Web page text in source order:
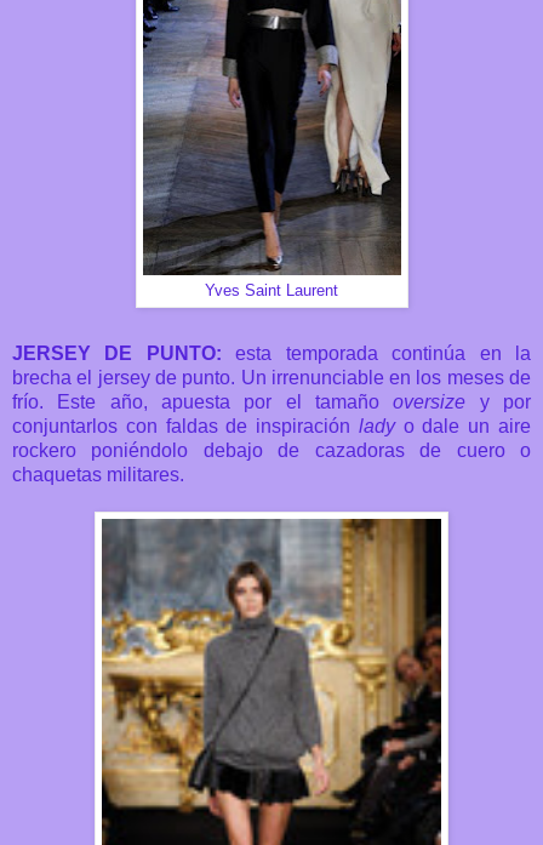
Yves Saint Laurent
JERSEY DE PUNTO: esta temporada continúa en la
brecha el jersey de punto. Un irrenunciable en los meses de
frío. Este año, apuesta por el tamañooversize y por
conjuntarlos con faldas de inspiración ladyo dale un aire
rockero poniéndolo debajo de cazadoras de cuero o
chaquetas militares.